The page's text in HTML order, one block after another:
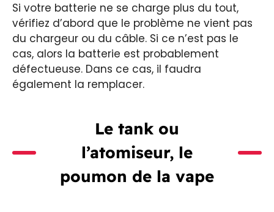
Si votre batterie ne se charge plus du tout,
vérifiez d’abord que le problème ne vient pas
du chargeur ou du câble. Si ce n’est pas le
cas, alors la batterie est probablement
défectueuse. Dans ce cas, il faudra
également la remplacer.
Le tank ou
l’atomiseur, le
poumon de la vape